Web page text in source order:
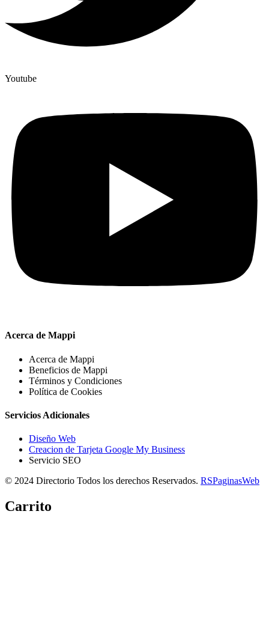
Youtube
Acerca de Mappi
Acerca de Mappi
Beneficios de Mappi
Términos y Condiciones
Política de Cookies
Servicios Adicionales
Diseño Web
Creacion de Tarjeta Google My Business
Servicio SEO
© 2024 Directorio Todos los derechos Reservados. RSPaginasWeb
Carrito